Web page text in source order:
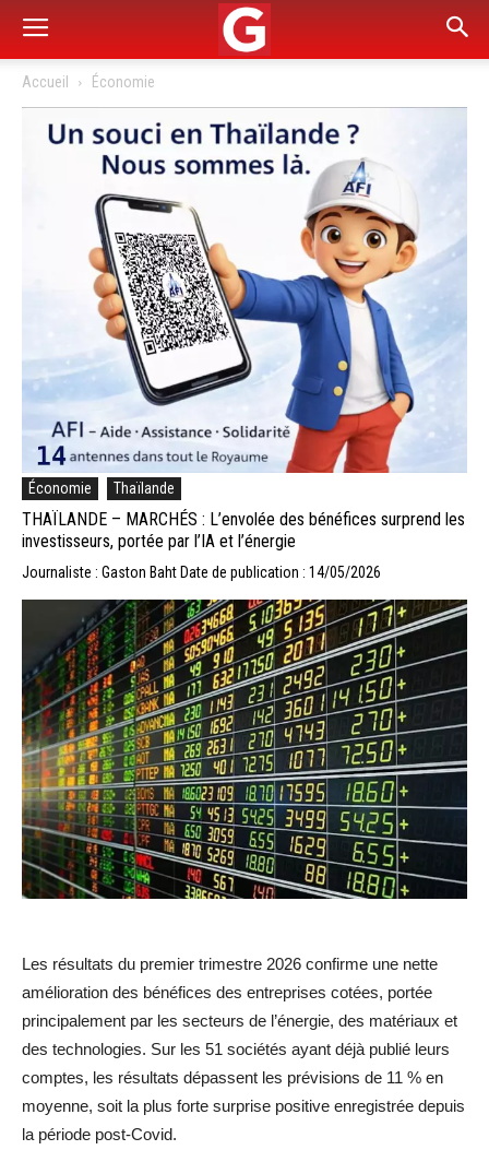
Accueil Économie
Économie Thaïlande
THAÏLANDE – MARCHÉS : L’envolée des bénéfices surprend les
investisseurs, portée par l’IA et l’énergie
Journaliste : Gaston Baht Date de publication : 14/05/2026
Les résultats du premier trimestre 2026 confirme une nette
amélioration des bénéfices des entreprises cotées, portée
principalement par les secteurs de l’énergie, des matériaux et
des technologies. Sur les 51 sociétés ayant déjà publié leurs
comptes, les résultats dépassent les prévisions de 11 % en
moyenne, soit la plus forte surprise positive enregistrée depuis
la période post-Covid.